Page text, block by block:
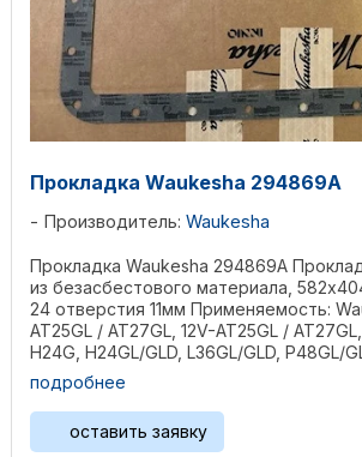
Прокладка Waukesha 294869A
Производитель: Waukesha
Прокладка Waukesha 294869A
из безасбестового материала,
24 отверстия 11мм Применяемость:
AT25GL / AT27GL, 12V-AT25GL / AT27GL,
H24G, H24GL/GLD, L36GL/GLD, P48GL/
подробнее
оставить заявку